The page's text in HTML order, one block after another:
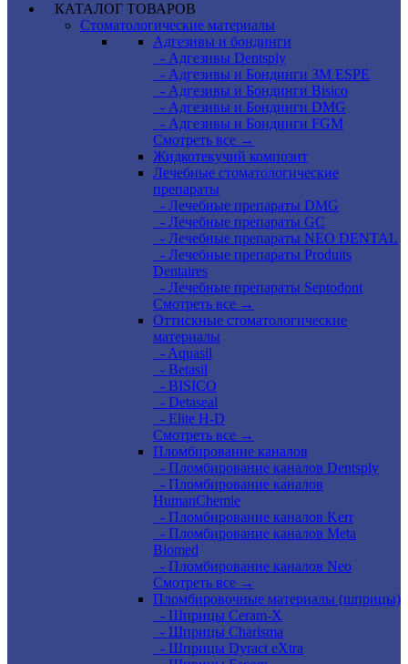
КАТАЛОГ ТОВАРОВ
Стоматологические материалы
Адгезивы и бондинги
- Адгезивы Dentsply
- Адгезивы и Бондинги 3M ESPE
- Адгезивы и Бондинги Bisico
- Адгезивы и Бондинги DMG
- Адгезивы и Бондинги FGM
Смотреть все →
Жидкотекучий композит
Лечебные стоматологические
препараты
- Лечебные препараты DMG
- Лечебные препараты GC
- Лечебные препараты NEO DENTAL
- Лечебные препараты Produits
Dentaires
- Лечебные препараты Septodont
Смотреть все →
Оттискные стоматологические
материалы
- Aquasil
- Betasil
- BISICO
- Detaseal
- Elite H-D
Смотреть все →
Пломбирование каналов
- Пломбирование каналов Dentsply
- Пломбирование каналов
HumanChemie
- Пломбирование каналов Kerr
- Пломбирование каналов Meta
Biomed
- Пломбирование каналов Neo
Смотреть все →
Пломбировочные материалы (шприцы)
- Шприцы Ceram-X
- Шприцы Charisma
- Шприцы Dyract eXtra